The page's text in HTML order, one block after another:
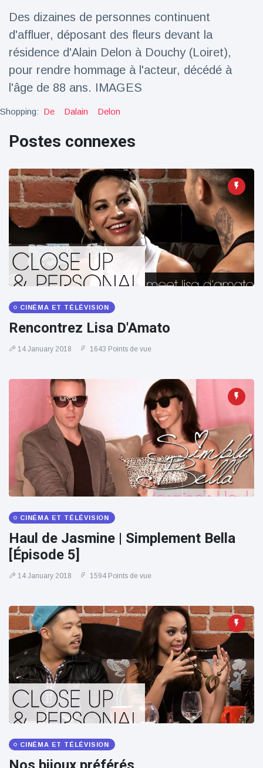
Voyage et aventure
(77)
Dernières nouvelles
2023 Citroën
ë-C3 Reveal
Le Roadster
dérivé de la
F8 Spider est
le dernier
One-Off de
Maranello
18 March
23
Points de vue
Lotus dévoile
Emeya, sa
première
Hyper-GT
100électrique
Points de vue
Des dizaines de personnes continuent
d'affluer, déposant des fleurs devant la
résidence d'Alain Delon à Douchy (Loiret),
pour rendre hommage à l'acteur, décédé à
l'âge de 88 ans. IMAGES
Shopping: De Dalain Delon
Postes connexes
CINÉMA ET TÉLÉVISION
Rencontrez Lisa D'Amato
14 January 2018 1643 Points de vue
CINÉMA ET TÉLÉVISION
Haul de Jasmine | Simplement Bella
[Épisode 5]
14 January 2018 1594 Points de vue
CINÉMA ET TÉLÉVISION